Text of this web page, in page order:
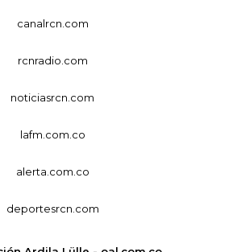
canalrcn.com
rcnradio.com
noticiasrcn.com
lafm.com.co
alerta.com.co
deportesrcn.com